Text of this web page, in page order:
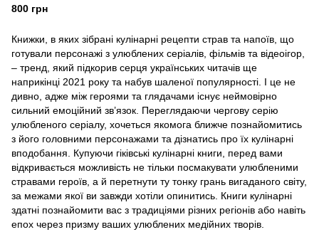
800 грн
Книжки, в яких зібрані кулінарні рецепти страв та напоїв, що
готували персонажі з улюблених серіалів, фільмів та відеоігор,
– тренд, який підкорив серця українських читачів ще
наприкінці 2021 року та набув шаленої популярності. І це не
дивно, адже між героями та глядачами існує неймовірно
сильний емоційний зв’язок. Переглядаючи чергову серію
улюбленого серіалу, хочеться якомога ближче познайомитись
з його головними персонажами та дізнатись про їх кулінарні
вподобання. Купуючи гіківські кулінарні книги, перед вами
відкривається можливість не тільки посмакувати улюбленими
стравами героїв, а й перетнути ту тонку грань вигаданого світу,
за межами якої ви завжди хотіли опинитись. Книги кулінарні
здатні познайомити вас з традиціями різних регіонів або навіть
епох через призму ваших улюблених медійних творів.